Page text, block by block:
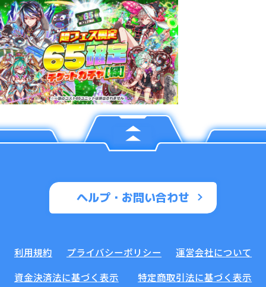
ヘルプ・お問い合わせ
利用規約 プライバシーポリシー
運営会社について
資金決済法に基づく表示
特定商取引法に基づく表示